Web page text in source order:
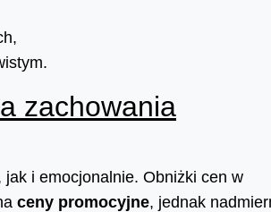
zachowania
i emocjonalnie. Obniżki cen w
ceny promocyjne, jednak